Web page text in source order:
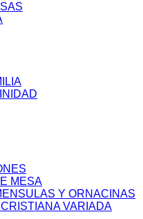
MESA
Y ORNACINAS
VARIADA